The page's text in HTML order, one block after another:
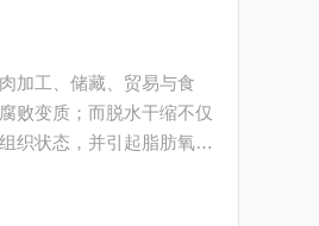
加工、储藏、贸易与食
败变质；而脱水干缩不仅
织状态，并引起脂肪氧